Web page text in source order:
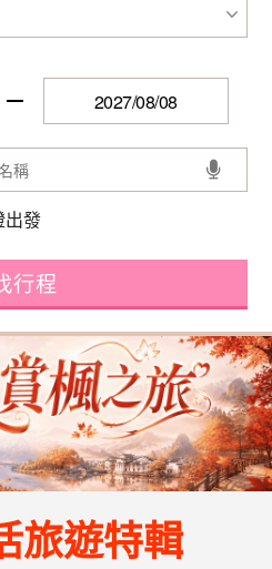
出發
行程
旅遊特輯